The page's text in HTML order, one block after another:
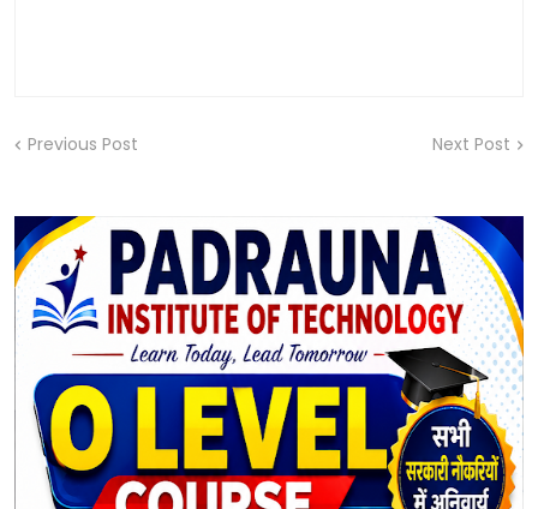
Previous Post Next Post